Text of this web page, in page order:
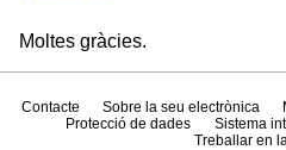
Moltes gràcies.
Contacte Sobre la seu electrònica
Protecció de dades
Sistema
Treballar en